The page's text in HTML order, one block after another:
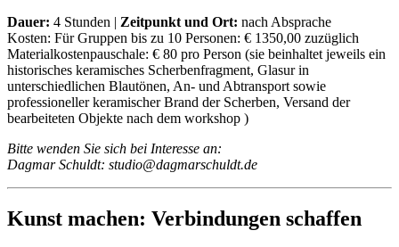
Dauer: 4 Stunden | Zeitpunkt und Ort: nach Absprache
Kosten: Für Gruppen bis zu 10 Personen: € 1350,00 zuzüglich
Materialkostenpauschale: € 80 pro Person (sie beinhaltet jeweils ein
historisches keramisches Scherbenfragment, Glasur in
unterschiedlichen Blautönen, An- und Abtransport sowie
professioneller keramischer Brand der Scherben, Versand der
bearbeiteten Objekte nach dem workshop )
Bitte wenden Sie sich bei Interesse an:
Dagmar Schuldt: studio@dagmarschuldt.de
Kunst machen: Verbindungen schaffen